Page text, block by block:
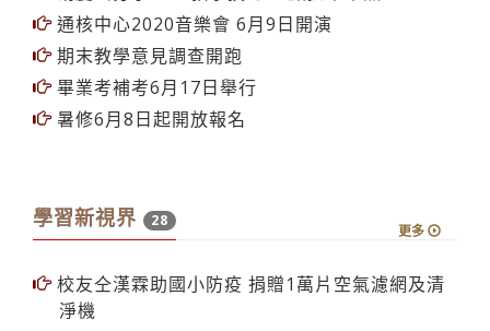
國際文化萬花筒 介紹菲律賓越南
胡慶山分享CLIL教學技巧 重點提示聚焦
通核中心2020音樂會 6月9日開演
期末教學意見調查開跑
學習新視界 28
更多